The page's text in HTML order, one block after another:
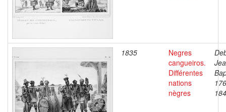
1835
Negres
cangueiros.
Différentes
nations
nègres